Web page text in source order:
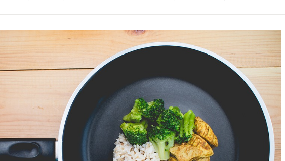
e Veloci
Piatti
e Rustici
Utility
Super Alimenti
Nutrizionista a tavola
Ricette Vegetariane
Ricette Vegane
Ricette Secondi
Ricette Pizze e
Ricette Contorni
Ricette Piatti unici
Ricette Pesce
Video Ricette
Ricette per